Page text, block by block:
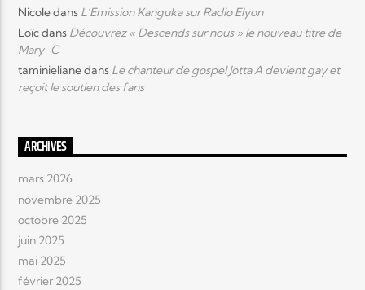
Nicoledans L’Emission Kanguka sur Radio Elyon
Loïcdans Découvrez « Descends sur nous » le nouveau titre de
Mary-C
taminielianedans Le chanteur de gospel Jotta A devient gay et
reçoit le soutien des fans
ARCHIVES
mars 2026
novembre 2025
octobre 2025
juin 2025
mai 2025
février 2025